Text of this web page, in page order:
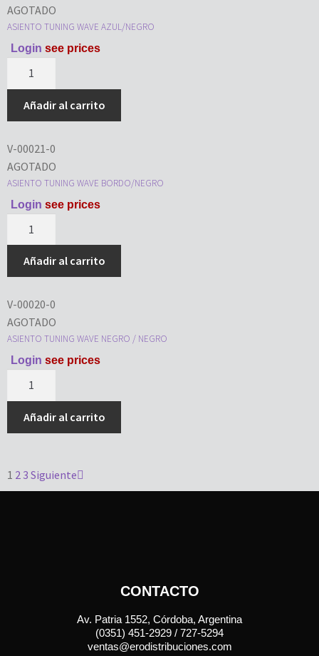
AGOTADO
ASIENTO TUNING WAVE AZUL/NEGRO
Login see prices
Añadir al carrito
V-00021-0
AGOTADO
ASIENTO TUNING WAVE BORDO/NEGRO
Login see prices
Añadir al carrito
V-00020-0
AGOTADO
ASIENTO TUNING WAVE NEGRO / NEGRO
Login see prices
Añadir al carrito
1 2 3 Siguiente
CONTACTO
Av. Patria 1552, Córdoba, Argentina
(0351) 451-2929 / 727-5294
ventas@erodistribuciones.com